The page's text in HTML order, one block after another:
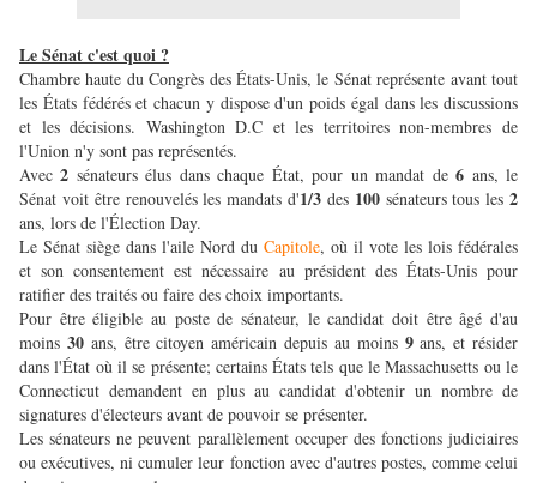
Le Sénat c'est quoi ?
Chambre haute du Congrès des États-Unis, le Sénat représente avant tout
les États fédérés et chacun y dispose d'un poids égal dans les discussions
et les décisions. Washington D.C et les territoires non-membres de
l'Union n'y sont pas représentés.
Avec2 sénateurs élus dans chaque État, pour un mandat de6 ans, le
Sénat voit être renouvelés les mandats d'1/3 des 100sénateurs tous les2
ans, lors de l'Élection Day.
Le Sénat siège dans l'aile Nord du Capitole, où il vote les lois fédérales
et son consentement est nécessaire au président des États-Unis pour
ratifier des traités ou faire des choix importants.
Pour être éligible au poste de sénateur, le candidat doit être âgé d'au
moins 30ans, être citoyen américain depuis au moins 9ans, et résider
dans l'État où il se présente; certains États tels que le Massachusetts ou le
Connecticut demandent en plus au candidat d'obtenir un nombre de
signatures d'électeurs avant de pouvoir se présenter.
Les sénateurs ne peuvent parallèlement occuper des fonctions judiciaires
ou exécutives, ni cumuler leur fonction avec d'autres postes, comme celui